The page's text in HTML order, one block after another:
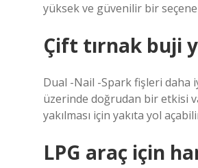
yüksek ve güvenilir bir
Çift tırnak buji
Dual -Nail -Spark fişleri daha
üzerinde doğrudan bir etkisi
yakılması için yakıta yol
LPG araç için